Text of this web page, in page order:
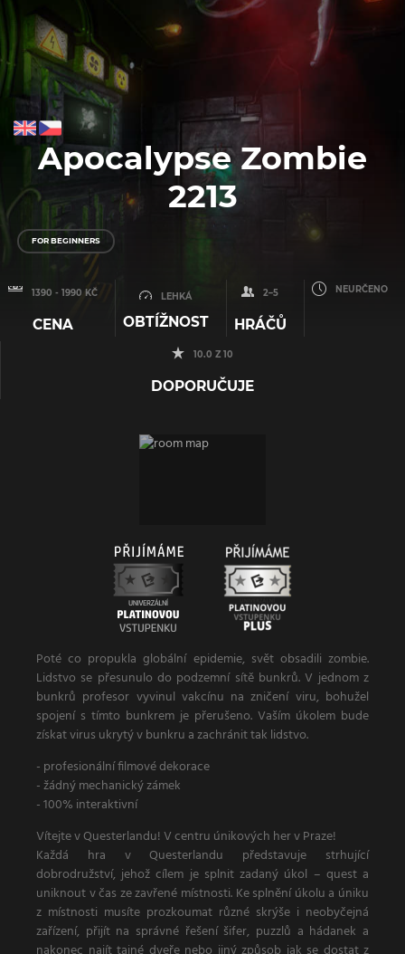
Apocalypse Zombie
2213
FOR BEGINNERS
1390 - 1990 KČ
CENA
LEHKÁ
OBTÍŽNOST
2–5
HRÁČŮ
NEURČENO
10.0 Z 10
DOPORUČUJE
Poté co propukla globální epidemie, svět obsadili zombie.
Lidstvo se přesunulo do podzemní sítě bunkrů. V jednom z
bunkrů profesor vyvinul vakcínu na zničení viru, bohužel
spojení s tímto bunkrem je přerušeno. Vaším úkolem bude
získat virus ukrytý v bunkru a zachránit tak lidstvo.
- profesionální filmové dekorace
- žádný mechanický zámek
- 100% interaktivní
Vítejte v Questerlandu! V centru únikových her v Praze!
Každá hra v Questerlandu představuje strhující
dobrodružství, jehož cílem je splnit zadaný úkol – quest a
uniknout v čas ze zavřené místnosti. Ke splnění úkolu a úniku
z místnosti musíte prozkoumat různé skrýše i neobyčejná
zařízení, přijít na správné řešení šifer, puzzlů a hádanek a